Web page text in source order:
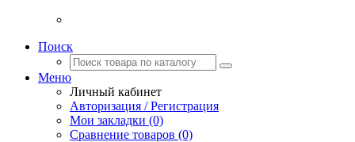
Поиск
Меню
Личный кабинет
Авторизация / Регистрация
Мои закладки (0)
Сравнение товаров (0)